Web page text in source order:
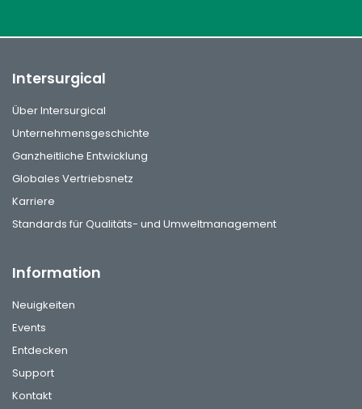
Intersurgical
Über Intersurgical
Unternehmensgeschichte
Ganzheitliche Entwicklung
Globales Vertriebsnetz
Karriere
Standards für Qualitäts- und Umweltmanagement
Information
Neuigkeiten
Events
Entdecken
Support
Kontakt